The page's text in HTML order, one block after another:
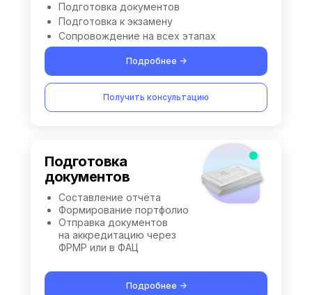
Подготовка
документов
Подробнее ->
Составление отчёта
Формирование портфолио
Отправка документов
на аккредитацию через
ФРМР или в ФАЦ
Подготовка документов
Подготовка к экзамену
Сопровождение на всех этапах
Подробнее ->
Получить консультацию